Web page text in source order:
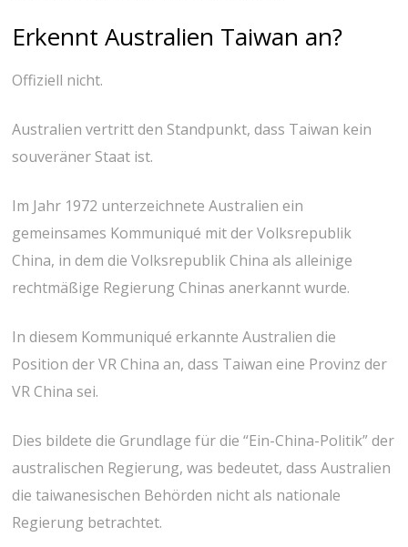
Erkennt Australien Taiwan an?
Offiziell nicht.
Australien vertritt den Standpunkt, dass Taiwan kein
souveräner Staat ist.
Im Jahr 1972 unterzeichnete Australien ein
gemeinsames Kommuniqué mit der Volksrepublik
China, in dem die Volksrepublik China als alleinige
rechtmäßige Regierung Chinas anerkannt wurde.
In diesem Kommuniqué erkannte Australien die
Position der VR China an, dass Taiwan eine Provinz der
VR China sei.
Dies bildete die Grundlage für die “Ein-China-Politik” der
australischen Regierung, was bedeutet, dass Australien
die taiwanesischen Behörden nicht als nationale
Regierung betrachtet.